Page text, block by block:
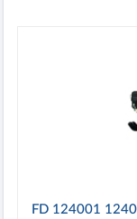
FD 124001